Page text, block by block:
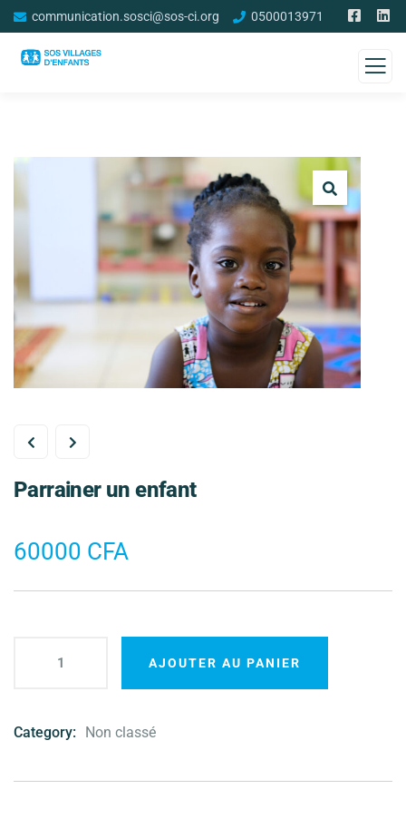
communication.sosci@sos-ci.org 0500013971
Parrainer un enfant
60000 CFA
AJOUTER AU PANIER
Category: Non classé